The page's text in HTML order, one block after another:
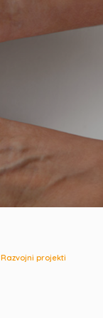
Razvojni projekti